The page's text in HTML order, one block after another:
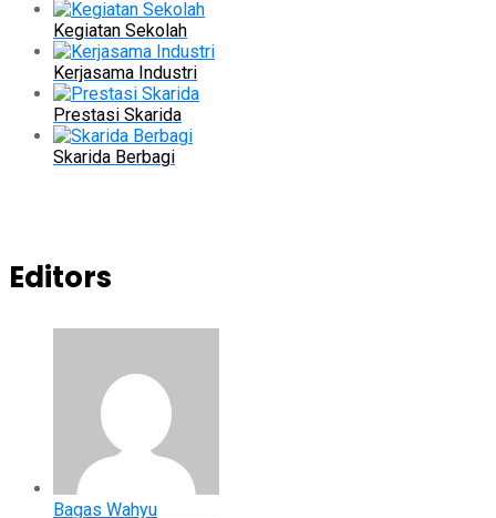
Kegiatan Sekolah
Kerjasama Industri
Prestasi Skarida
Skarida Berbagi
Editors
Bagas Wahyu